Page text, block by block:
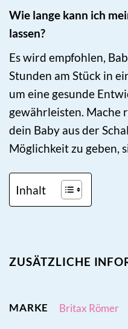
Wie lange kann ich
lassen?
Es wird empfohlen,
Stunden am Stück in
um eine gesunde
gewährleisten. Mache
dein Baby aus der
Möglichkeit zu geben,
Inhalt
ZUSÄTZLICHE
MARKE Britax Römer